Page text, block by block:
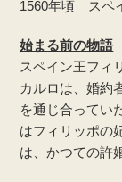
1560年頃 スペ
始まる前の物語
スペイン王フィ
カルロは、婚約
を通じ合ってい
はフィリッポの
は、かつての許